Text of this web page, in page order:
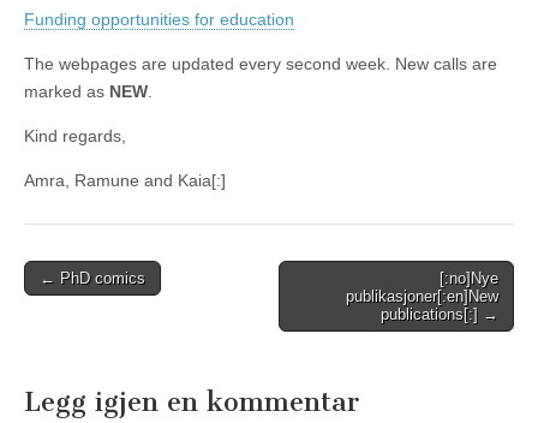
Funding opportunities for education
The webpages are updated every second week. New calls are
marked as NEW.
Kind regards,
Amra, Ramune and Kaia[:]
Post
← PhD comics
[:no]Nye
publikasjoner[:en]New
publications[:] →
Legg igjen en kommentar